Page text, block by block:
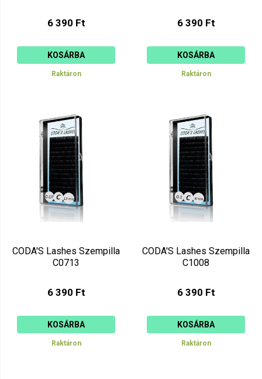
6 390 Ft
KOSÁRBA
Raktáron
6 390 Ft
KOSÁRBA
Raktáron
CODA'S Lashes Szempilla
C0713
6 390 Ft
KOSÁRBA
Raktáron
CODA'S Lashes Szempilla
C1008
6 390 Ft
KOSÁRBA
Raktáron